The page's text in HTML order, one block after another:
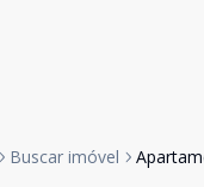
Buscar imóvel